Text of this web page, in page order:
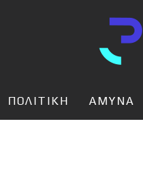
ΠΟΛΙΤΙΚΗ ΑΜΥΝΑ